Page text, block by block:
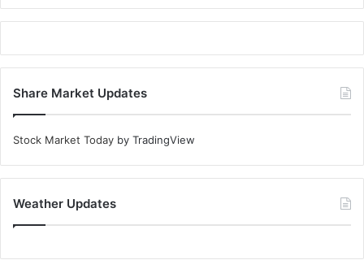
Share Market Updates
Stock Market Today by TradingView
Weather Updates